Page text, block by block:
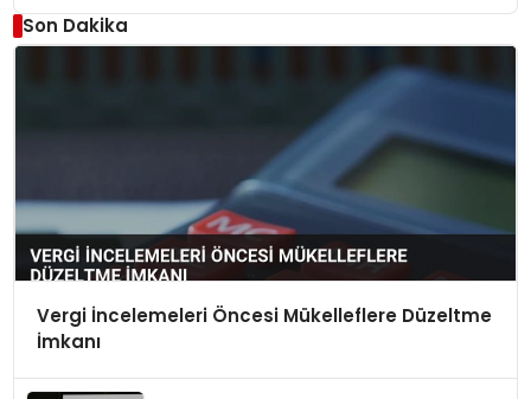
Son Dakika
Vergi İncelemeleri Öncesi Mükelleflere Düzeltme
İmkanı